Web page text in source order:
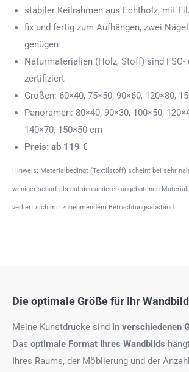
stabiler Keilrahmen aus Echtholz, mit
fix und fertig zum Aufhängen, zwei
genügen
Naturmaterialien (Holz, Stoff) sind FSC-
zertifiziert
Größen: 60×40, 75×50, 90×60, 120×80,
Panoramen: 80×40, 90×30, 100×50,
140×70, 150×50 cm
Preis: ab 119 €
Hinweis: Materialbedingt (Textilstoff) scheint bei sehr
weniger scharf als auf den anderen angebotenen
verliert sich mit zunehmendem Betrachtungsabstand.
Die optimale Größe für Ihr Wandbild
Meine Kunstdrucke sind in verschiedenen
Das optimale Format Ihres Wandbilds
Ihres Raums, der Möblierung und der